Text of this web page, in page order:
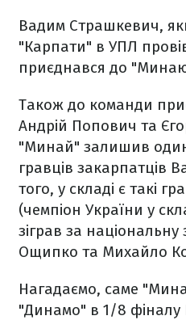
Вадим Страшкевич,
"Карпати" в УПЛ
приєднався до
Також до команди
Андрій Попович та
"Минай" залишив
гравців закарпатців
того, у складі є такі
(чемпіон України у
зіграв за національну
Ощипко та Михайло
Нагадаємо, саме
"Динамо" в 1/8 фіналу